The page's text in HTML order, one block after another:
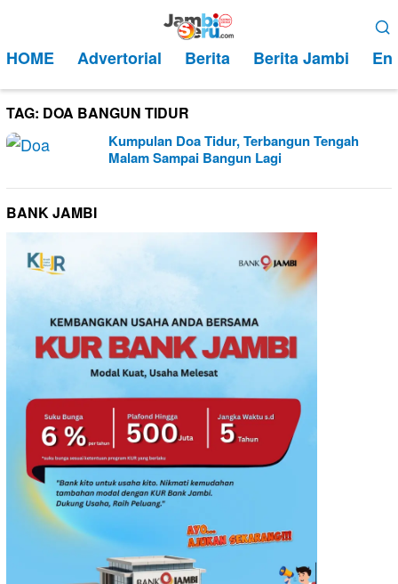
kontenMobile
HOME Advertorial Berita Berita Jambi
TAG: DOA BANGUN TIDUR
Kumpulan Doa Tidur, Terbangun Tengah
Malam Sampai Bangun Lagi
BANK JAMBI